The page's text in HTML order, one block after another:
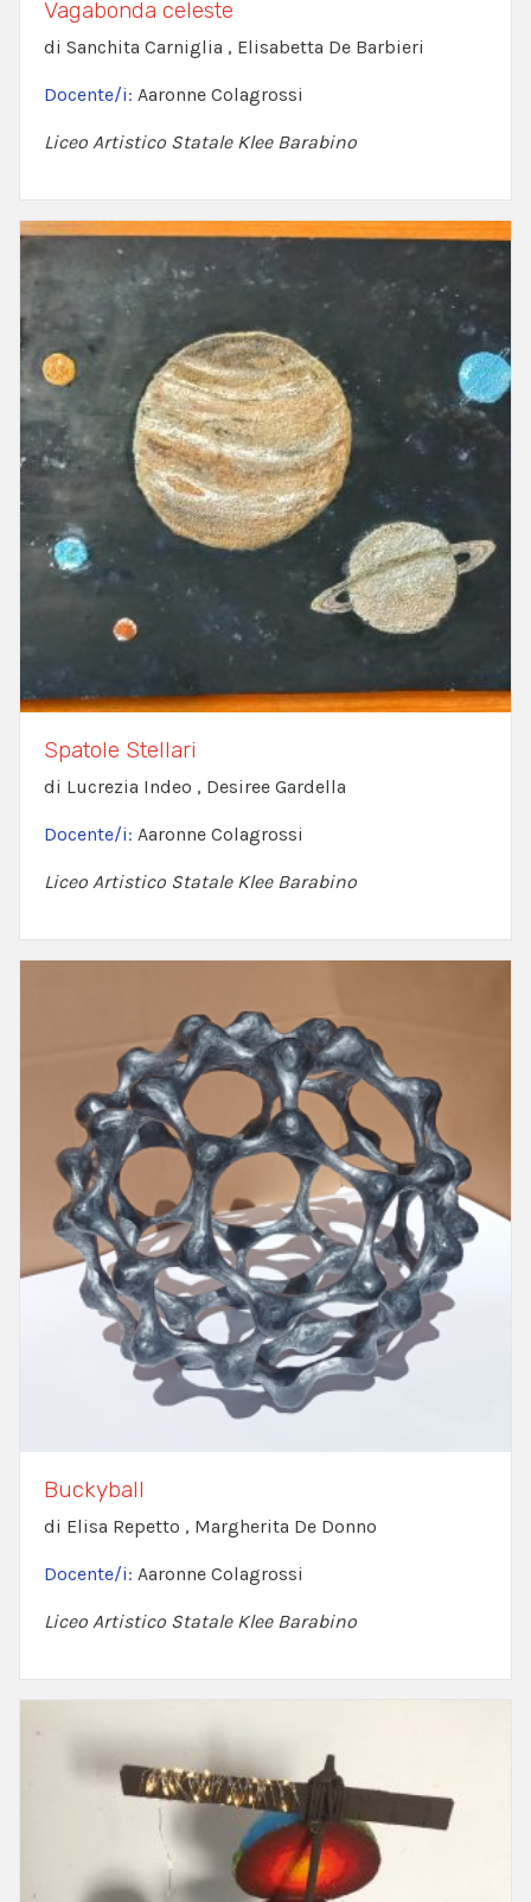
Vagabonda celeste
di Sanchita Carniglia , Elisabetta De Barbieri
Docente/i: Aaronne Colagrossi
Liceo Artistico Statale Klee Barabino
Spatole Stellari
di Lucrezia Indeo , Desiree Gardella
Docente/i: Aaronne Colagrossi
Liceo Artistico Statale Klee Barabino
Buckyball
di Elisa Repetto , Margherita De Donno
Docente/i: Aaronne Colagrossi
Liceo Artistico Statale Klee Barabino